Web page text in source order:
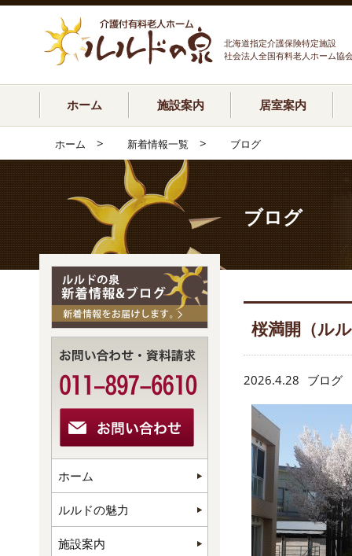
北海道指定介護保険特定施設
社会法人全国有料老人ホーム協
ホーム 施設案内 居室案内
ホーム > 新着情報一覧 > ブログ
ブログ
桜満開（ル
2026.4.28 ブログ
ホーム
ルルドの魅力
施設案内